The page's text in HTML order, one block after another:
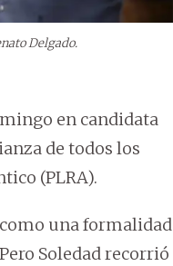
Delgado.
en candidata
de todos los
(PLRA).
una formalidad
Soledad recorrió